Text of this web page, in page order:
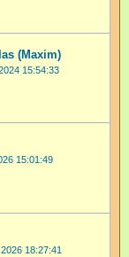
(Maxim)
15:54:33
15:01:49
18:27:41